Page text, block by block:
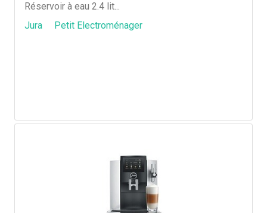
Réservoir à eau 2.4 lit...
Jura
Petit Electroménager